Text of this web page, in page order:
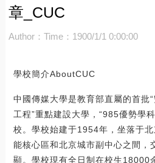
章_CUC
Author： Time：1900/1/1 0:00:00
學校簡介AboutCUC
中國傳媒大學是教育部直屬的首批
工程”重點建設大學，“985優勢學
校。學校始建于1954年，坐落于
能核心區和北京城市副中心之間，
顯。學校現有全日制在校生18000